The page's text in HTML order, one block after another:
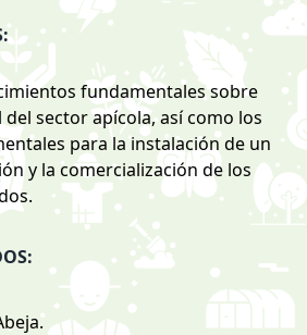
fundamentales sobre
sector apícola, así como los
para la instalación de un
y la comercialización de los